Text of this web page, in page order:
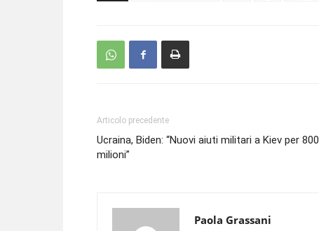
Articolo precedente
Ucraina, Biden: “Nuovi aiuti militari a Kiev per 800
milioni”
Paola Grassani